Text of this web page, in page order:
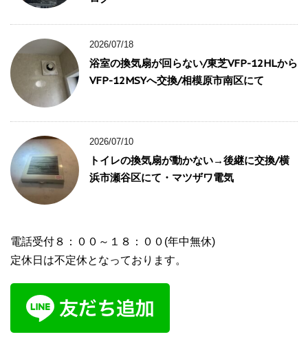
2026/07/18
浴室の換気扇が回らない/東芝VFP-12HLから
VFP-12MSYへ交換/相模原市南区にて
2026/07/10
トイレの換気扇が動かない→後継に交換/横
浜市瀬谷区にて・マツザワ電気
電話受付８：００～１８：００(年中無休)
定休日は不定休となっております。